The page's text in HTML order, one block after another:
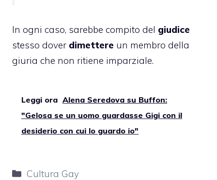
In ogni caso, sarebbe compito del giudice
stesso dover dimettere un membro della
giuria che non ritiene imparziale.
Leggi ora Alena Seredova su Buffon:
"Gelosa se un uomo guardasse Gigi con il
desiderio con cui lo guardo io"
Categorie
Cultura Gay